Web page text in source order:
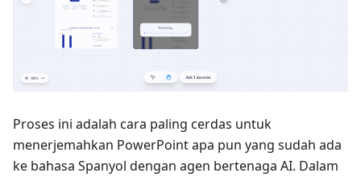
Proses ini adalah cara paling cerdas untuk
menerjemahkan PowerPoint apa pun yang sudah ada
ke bahasa Spanyol dengan agen bertenaga AI. Dalam